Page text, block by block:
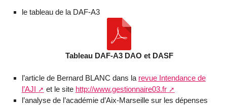
le tableau de la DAF-A3
Tableau DAF-A3 DAO et DASF
l’article de Bernard BLANC dans la revue Intendance de
l’AJI
et le site http://www.gestionnaire03.fr
l’analyse de l’académie d’Aix-Marseille sur les dépenses